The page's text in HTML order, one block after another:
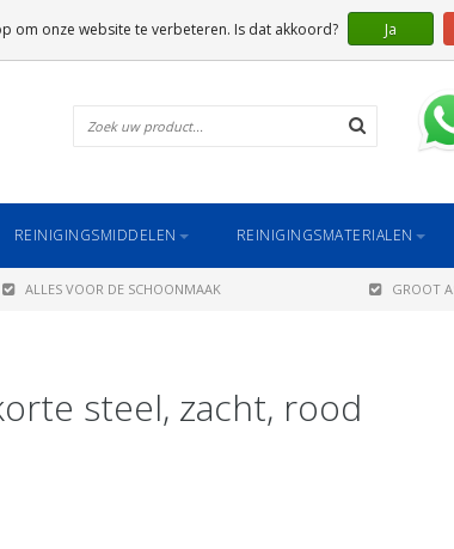
REINIGINGSMIDDELEN REINIGINGSMATERIALEN
ALLES VOOR DE SCHOONMAAK GROOT
steel, zacht, rood
om onze website te verbeteren. Is dat akkoord? Ja